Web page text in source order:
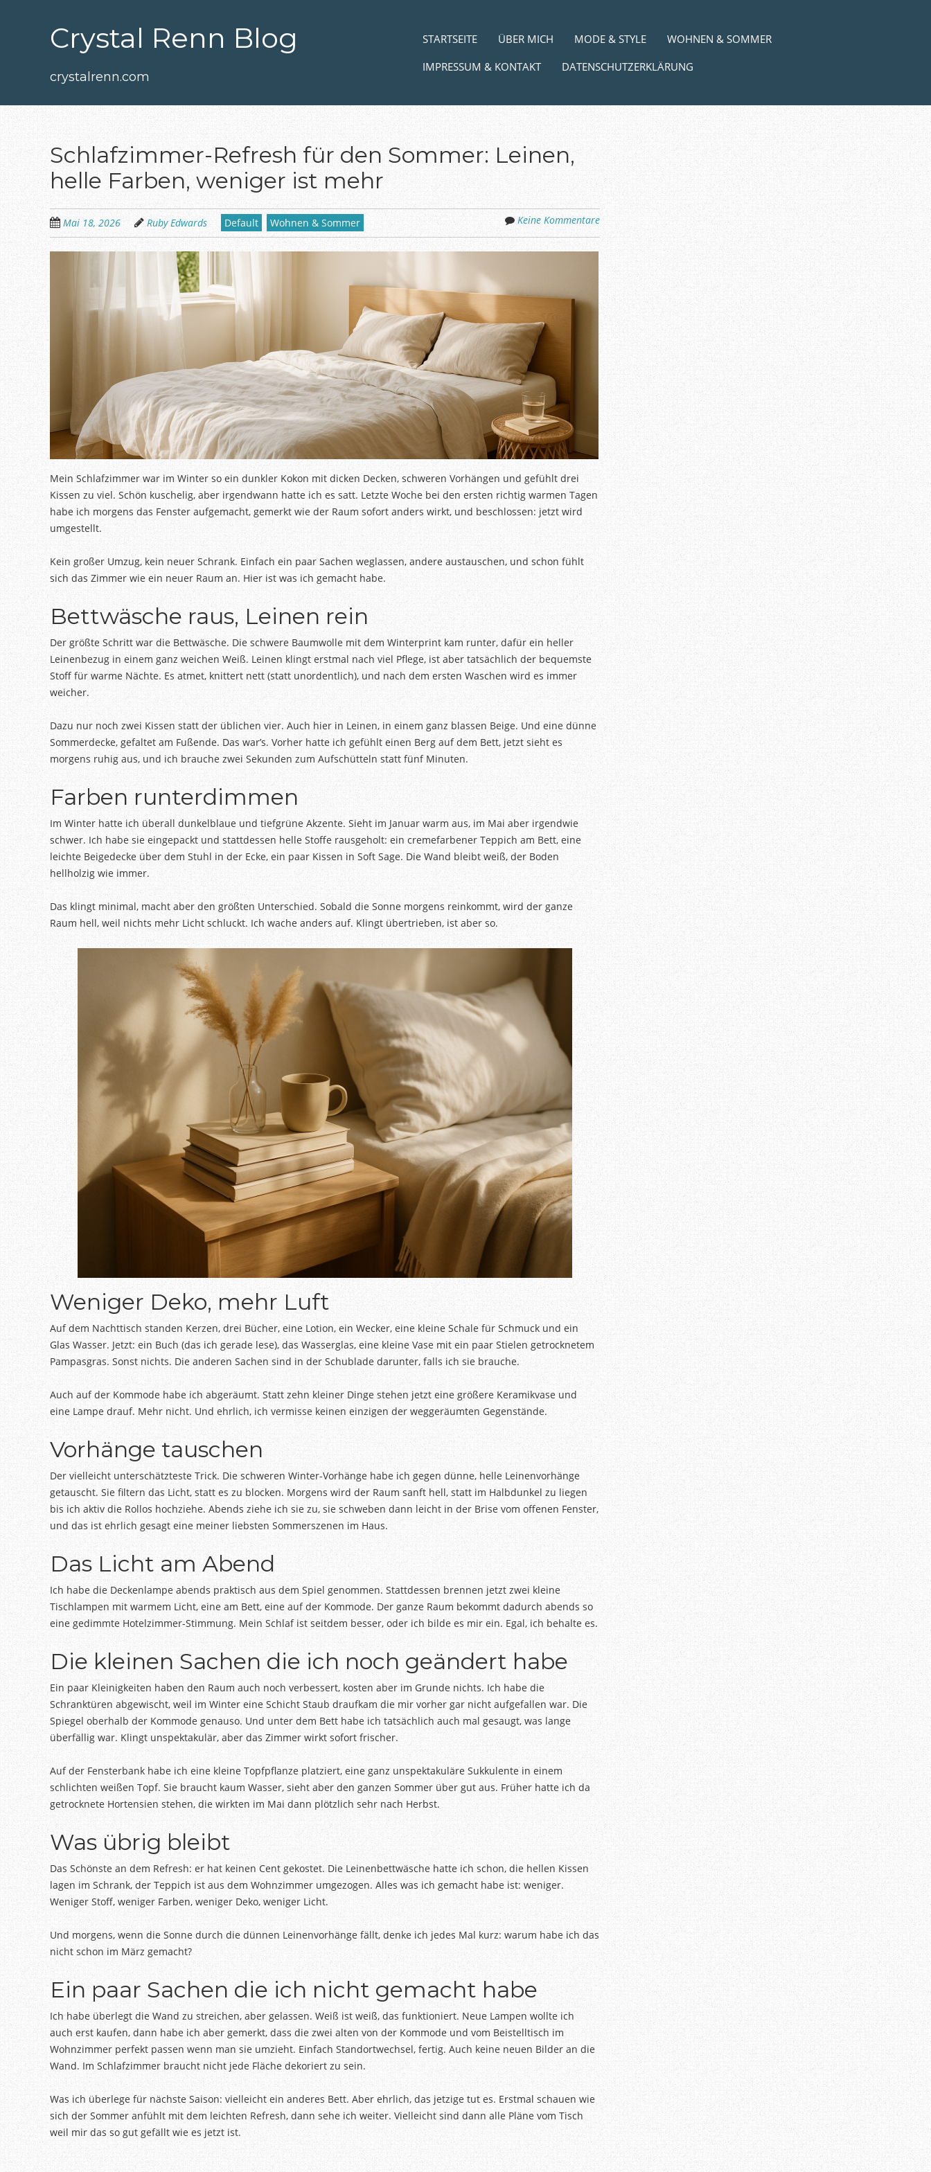
Crystal Renn Blog
crystalrenn.com
MENÜ
Zum Inhalt springen
STARTSEITE ÜBER MICH MODE & STYLE
WOHNEN & SOMMER
IMPRESSUM & KONTAKT
DATENSCHUTZERKLÄRUNG
Schlafzimmer-Refresh für den Sommer: Leinen,
helle Farben, weniger ist mehr
Mai 18, 2026 Ruby Edwards Default Wohnen & Sommer Keine Kommentare
Mein Schlafzimmer war im Winter so ein dunkler Kokon mit dicken Decken, schweren Vorhängen und gefühlt drei
Kissen zu viel. Schön kuschelig, aber irgendwann hatte ich es satt. Letzte Woche bei den ersten richtig warmen Tagen
habe ich morgens das Fenster aufgemacht, gemerkt wie der Raum sofort anders wirkt, und beschlossen: jetzt wird
umgestellt.
Kein großer Umzug, kein neuer Schrank. Einfach ein paar Sachen weglassen, andere austauschen, und schon fühlt
sich das Zimmer wie ein neuer Raum an. Hier ist was ich gemacht habe.
Bettwäsche raus, Leinen rein
Der größte Schritt war die Bettwäsche. Die schwere Baumwolle mit dem Winterprint kam runter, dafür ein heller
Leinenbezug in einem ganz weichen Weiß. Leinen klingt erstmal nach viel Pflege, ist aber tatsächlich der bequemste
Stoff für warme Nächte. Es atmet, knittert nett (statt unordentlich), und nach dem ersten Waschen wird es immer
weicher.
Dazu nur noch zwei Kissen statt der üblichen vier. Auch hier in Leinen, in einem ganz blassen Beige. Und eine dünne
Sommerdecke, gefaltet am Fußende. Das war’s. Vorher hatte ich gefühlt einen Berg auf dem Bett, jetzt sieht es
morgens ruhig aus, und ich brauche zwei Sekunden zum Aufschütteln statt fünf Minuten.
Farben runterdimmen
Im Winter hatte ich überall dunkelblaue und tiefgrüne Akzente. Sieht im Januar warm aus, im Mai aber irgendwie
schwer. Ich habe sie eingepackt und stattdessen helle Stoffe rausgeholt: ein cremefarbener Teppich am Bett, eine
leichte Beigedecke über dem Stuhl in der Ecke, ein paar Kissen in Soft Sage. Die Wand bleibt weiß, der Boden
hellholzig wie immer.
Das klingt minimal, macht aber den größten Unterschied. Sobald die Sonne morgens reinkommt, wird der ganze
Raum hell, weil nichts mehr Licht schluckt. Ich wache anders auf. Klingt übertrieben, ist aber so.
Weniger Deko, mehr Luft
Auf dem Nachttisch standen Kerzen, drei Bücher, eine Lotion, ein Wecker, eine kleine Schale für Schmuck und ein
Glas Wasser. Jetzt: ein Buch (das ich gerade lese), das Wasserglas, eine kleine Vase mit ein paar Stielen getrocknetem
Pampasgras. Sonst nichts. Die anderen Sachen sind in der Schublade darunter, falls ich sie brauche.
Auch auf der Kommode habe ich abgeräumt. Statt zehn kleiner Dinge stehen jetzt eine größere Keramikvase und
eine Lampe drauf. Mehr nicht. Und ehrlich, ich vermisse keinen einzigen der weggeräumten Gegenstände.
Vorhänge tauschen
Der vielleicht unterschätzteste Trick. Die schweren Winter-Vorhänge habe ich gegen dünne, helle Leinenvorhänge
getauscht. Sie filtern das Licht, statt es zu blocken. Morgens wird der Raum sanft hell, statt im Halbdunkel zu liegen
bis ich aktiv die Rollos hochziehe. Abends ziehe ich sie zu, sie schweben dann leicht in der Brise vom offenen Fenster,
und das ist ehrlich gesagt eine meiner liebsten Sommerszenen im Haus.
Das Licht am Abend
Ich habe die Deckenlampe abends praktisch aus dem Spiel genommen. Stattdessen brennen jetzt zwei kleine
Tischlampen mit warmem Licht, eine am Bett, eine auf der Kommode. Der ganze Raum bekommt dadurch abends so
eine gedimmte Hotelzimmer-Stimmung. Mein Schlaf ist seitdem besser, oder ich bilde es mir ein. Egal, ich behalte es.
Die kleinen Sachen die ich noch geändert habe
Ein paar Kleinigkeiten haben den Raum auch noch verbessert, kosten aber im Grunde nichts. Ich habe die
Schranktüren abgewischt, weil im Winter eine Schicht Staub draufkam die mir vorher gar nicht aufgefallen war. Die
Spiegel oberhalb der Kommode genauso. Und unter dem Bett habe ich tatsächlich auch mal gesaugt, was lange
überfällig war. Klingt unspektakulär, aber das Zimmer wirkt sofort frischer.
Auf der Fensterbank habe ich eine kleine Topfpflanze platziert, eine ganz unspektakuläre Sukkulente in einem
schlichten weißen Topf. Sie braucht kaum Wasser, sieht aber den ganzen Sommer über gut aus. Früher hatte ich da
getrocknete Hortensien stehen, die wirkten im Mai dann plötzlich sehr nach Herbst.
Was übrig bleibt
Das Schönste an dem Refresh: er hat keinen Cent gekostet. Die Leinenbettwäsche hatte ich schon, die hellen Kissen
lagen im Schrank, der Teppich ist aus dem Wohnzimmer umgezogen. Alles was ich gemacht habe ist: weniger.
Weniger Stoff, weniger Farben, weniger Deko, weniger Licht.
Und morgens, wenn die Sonne durch die dünnen Leinenvorhänge fällt, denke ich jedes Mal kurz: warum habe ich das
nicht schon im März gemacht?
Ein paar Sachen die ich nicht gemacht habe
Ich habe überlegt die Wand zu streichen, aber gelassen. Weiß ist weiß, das funktioniert. Neue Lampen wollte ich
auch erst kaufen, dann habe ich aber gemerkt, dass die zwei alten von der Kommode und vom Beistelltisch im
Wohnzimmer perfekt passen wenn man sie umzieht. Einfach Standortwechsel, fertig. Auch keine neuen Bilder an die
Wand. Im Schlafzimmer braucht nicht jede Fläche dekoriert zu sein.
Was ich überlege für nächste Saison: vielleicht ein anderes Bett. Aber ehrlich, das jetzige tut es. Erstmal schauen wie
sich der Sommer anfühlt mit dem leichten Refresh, dann sehe ich weiter. Vielleicht sind dann alle Pläne vom Tisch
weil mir das so gut gefällt wie es jetzt ist.